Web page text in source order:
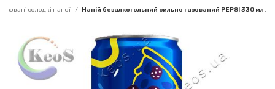
Газовані солодкі напої Напій безалкогольний сильно газований PEPSI 330 мл.